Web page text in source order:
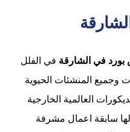
في الشارقة في الفلل
وجميع المنشئات الحيوية
العالمية الخارجية
لها سابقة اعمال مشرفة